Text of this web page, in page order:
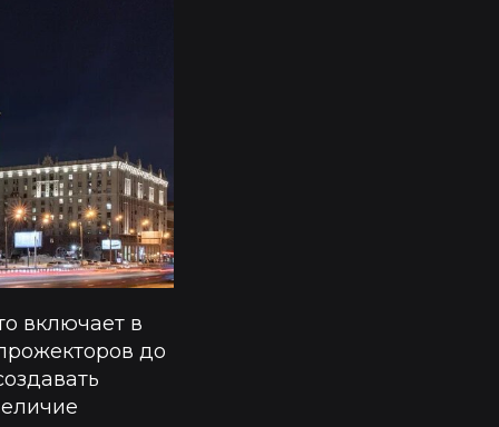
включает в
до